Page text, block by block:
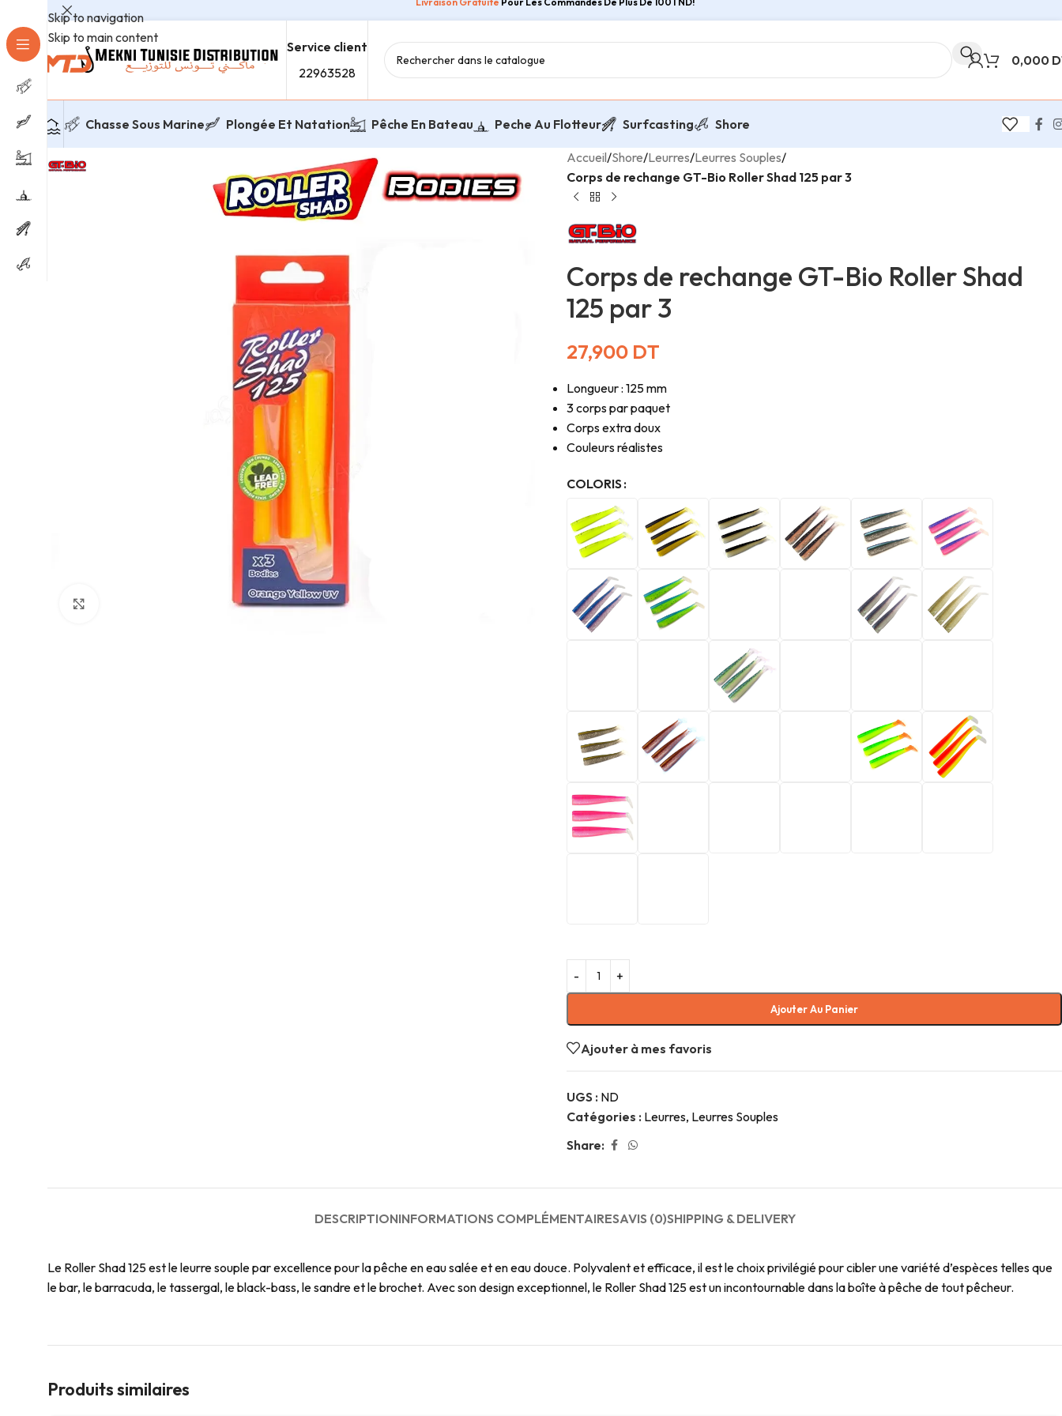
Skip to navigation
Skip to main content
Service client
22963528
0,000
Chasse Sous Marine Plongée Et Natation Pêche En Bateau Peche Au Flotteur Surfcasting Shore
Accueil/Shore/Leurres/Leurres Souples/
Corps de rechange GT-Bio Roller Shad 125 par 3
Corps de rechange GT-Bio Roller Shad
125 par 3
27,900 DT
Longueur : 125 mm
3 corps par paquet
Corps extra doux
Couleurs réalistes
COLORIS
Ajouter Au Panier
Ajouter à mes favoris
UGS : ND
Catégories : Leurres, Leurres Souples
Share:
DESCRIPTIONINFORMATIONS COMPLÉMENTAIRESAVIS (0)SHIPPING & DELIVERY
Le Roller Shad 125 est le leurre souple par excellence pour la pêche en eau salée et en eau douce. Polyvalent et efficace, il est le choix privilégié pour cibler une variété d’espèces telles que
le bar, le barracuda, le tassergal, le black-bass, le sandre et le brochet. Avec son design exceptionnel, le Roller Shad 125 est un incontournable dans la boîte à pêche de tout pêcheur.
Produits similaires